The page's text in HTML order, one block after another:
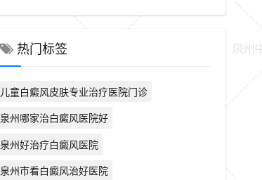
热门标签
儿童白癜风皮肤专业治疗医院门诊
泉州哪家治白癜风医院好
泉州好治疗白癜风医院
泉州市看白癜风治好医院